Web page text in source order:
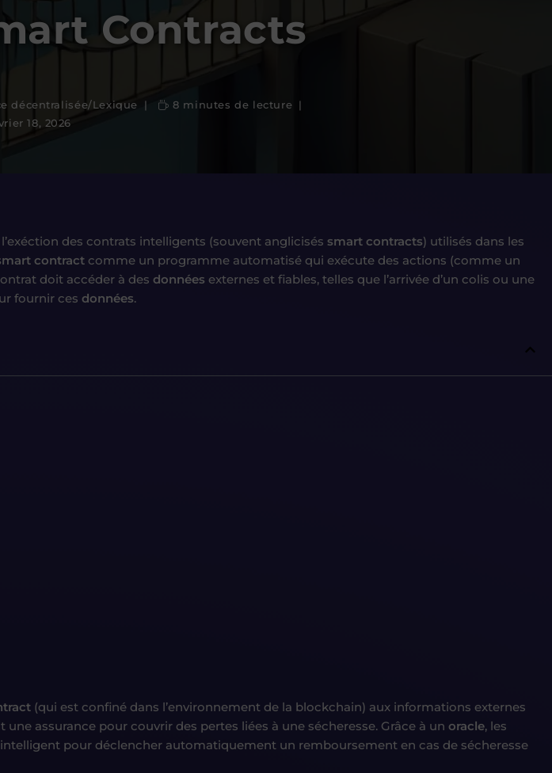
Contracts
décentralisée/Lexique
8 minutes de lecture
18, 2026
des contrats intelligents (souvent anglicisés smart contracts) utilisés dans les
contract comme un programme automatisé qui exécute des actions (comme un
doit accéder à des données externes et fiables, telles que l’arrivée d’un colis ou une
fournir ces données.
(qui est confiné dans l’environnement de la blockchain) aux informations externes
assurance pour couvrir des pertes liées à une sécheresse. Grâce à un oracle, les
pour déclencher automatiquement un remboursement en cas de sécheresse